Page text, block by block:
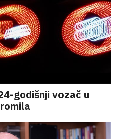
godišnji vozač u